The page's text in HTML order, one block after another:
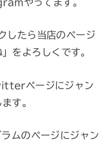
たら当店のページ
をよろしくです。
ページにジャン
す。
のページにジャン